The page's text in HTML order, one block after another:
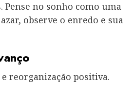
no sonho como uma
observe o enredo e sua
reorganização positiva.